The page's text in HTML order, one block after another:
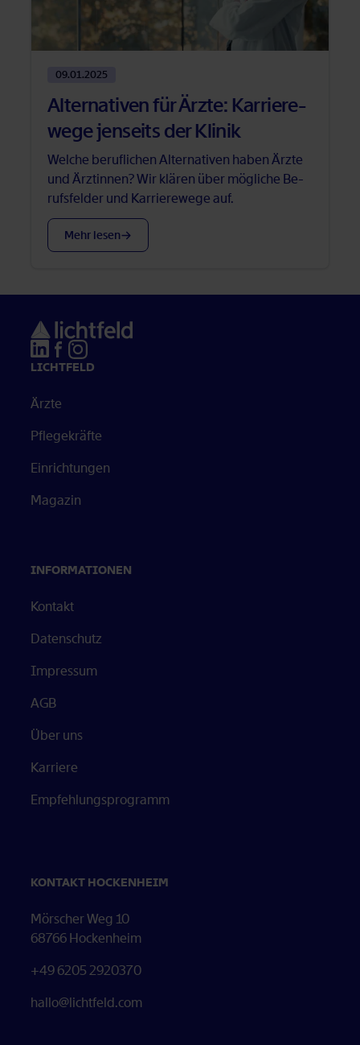
09.01.2025
Al­ter­na­ti­ven für Ärz­te: Kar­rie­re­
we­ge jen­seits der Kli­nik
Wel­che be­ruf­li­chen Al­ter­na­ti­ven ha­ben Ärz­te
und Ärz­tin­nen? Wir klä­ren über mög­li­che Be­
rufs­fel­der und Kar­rie­re­we­ge auf.
Mehr le­sen
Öffnet in neuem Tab
Öffnet in neuem Tab
Öffnet in neuem Tab
LICHTFELD
Ärzte
Pflegekräfte
Einrichtungen
Magazin
INFORMATIONEN
Kontakt
Datenschutz
Impressum
AGB
Über uns
Karriere
Empfehlungsprogramm
KONTAKT HOCKENHEIM
Mörscher Weg 10
68766 Hockenheim
+49 6205 2920370
hallo@lichtfeld.com